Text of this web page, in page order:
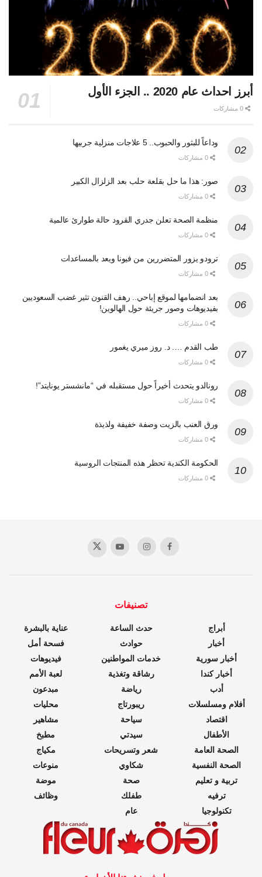
أبرز احداث عام 2020 .. الجزء الأول
وداعاً للبثور والحبوب.. 5 علاجات منزلية جربيها
صور: هذا ما حل بقلعة حلب بعد الزلزال الكبير
منظمة الصحة تعلن جدري القرود حالة طوارئ عالمية
ترودو يزور المتضررين من فيونا ويعد بالمساعدات
بعد انضمامها لموقع إباحي.. رهف القنون تثير غضب السعوديين
بفيديوهات وصور جريئة حول الهالوين!
طب القدم …. د. روز ميري يغمور
رونالدو يتحدث أخيراً حول مستقبله في “مانشستر يونايتد”!
ورق العنب بالزيت وصفة خفيفة ولذيذة
الحكومة الكندية تحظر هذه المنتجات الروسية
تصنيفات
أبراج
أخبار
أخبار سورية
أخبار كندا
أدب
أفلام ومسلسلات
اقتصاد
الأطفال
الصحة العامة
الصحة النفسية
تربية و تعليم
ترفيه
تكنولوجيا
حدث الساعة
حوادث
خدمات المواطنين
رشاقة وتغذية
رياضة
ريبورتاج
سياحة
سيدتي
شعر وتسريحات
شكاوي
صحة
طفلك
عام
عناية بالبشرة
فسحة أمل
فيديوهات
لعبة الأمم
مبدعون
محليات
مشاهير
مطبخ
مكياج
منوعات
موضة
وظائف